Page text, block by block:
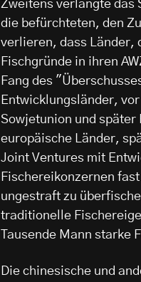
Zweitens verlangte das
die befürchteten, den
verlieren, dass Länder,
Fischgründe in ihren
Fang des
Entwicklungsländer,
Sowjetunion und später
europäische Länder,
Joint Ventures mit
Fischereikonzernen
ungestraft zu
traditionelle
Tausende Mann
Die chinesische und